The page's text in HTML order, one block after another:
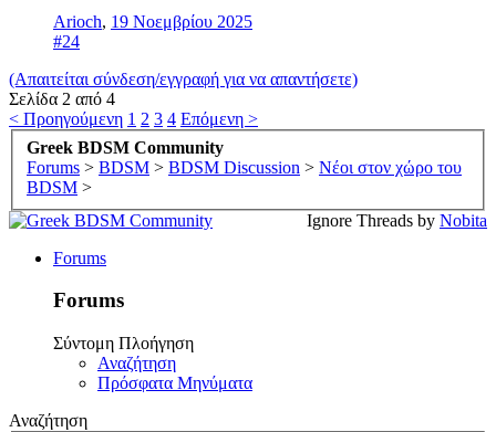
Arioch, 19 Νοεμβρίου 2025
#24
(Απαιτείται σύνδεση/εγγραφή για να απαντήσετε)
Σελίδα 2 από 4
< Προηγούμενη 1 2 3 4 Επόμενη >
Greek BDSM Community
Forums > BDSM > BDSM Discussion > Νέοι στον χώρο του
BDSM >
Ignore Threads by Nobita
Forums
Forums
Σύντομη Πλοήγηση
Αναζήτηση
Πρόσφατα Μηνύματα
Αναζήτηση